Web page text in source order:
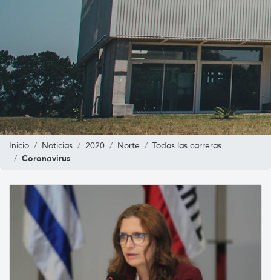
Inicio Noticias 2020 Norte Todas las carreras
Coronavirus